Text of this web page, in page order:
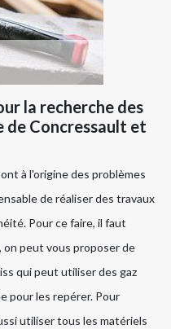
la recherche des
Concressault et
à l'origine des problèmes
de réaliser des travaux
Pour ce faire, il faut
peut vous proposer de
qui peut utiliser des gaz
pour les repérer. Pour
utiliser tous les matériels